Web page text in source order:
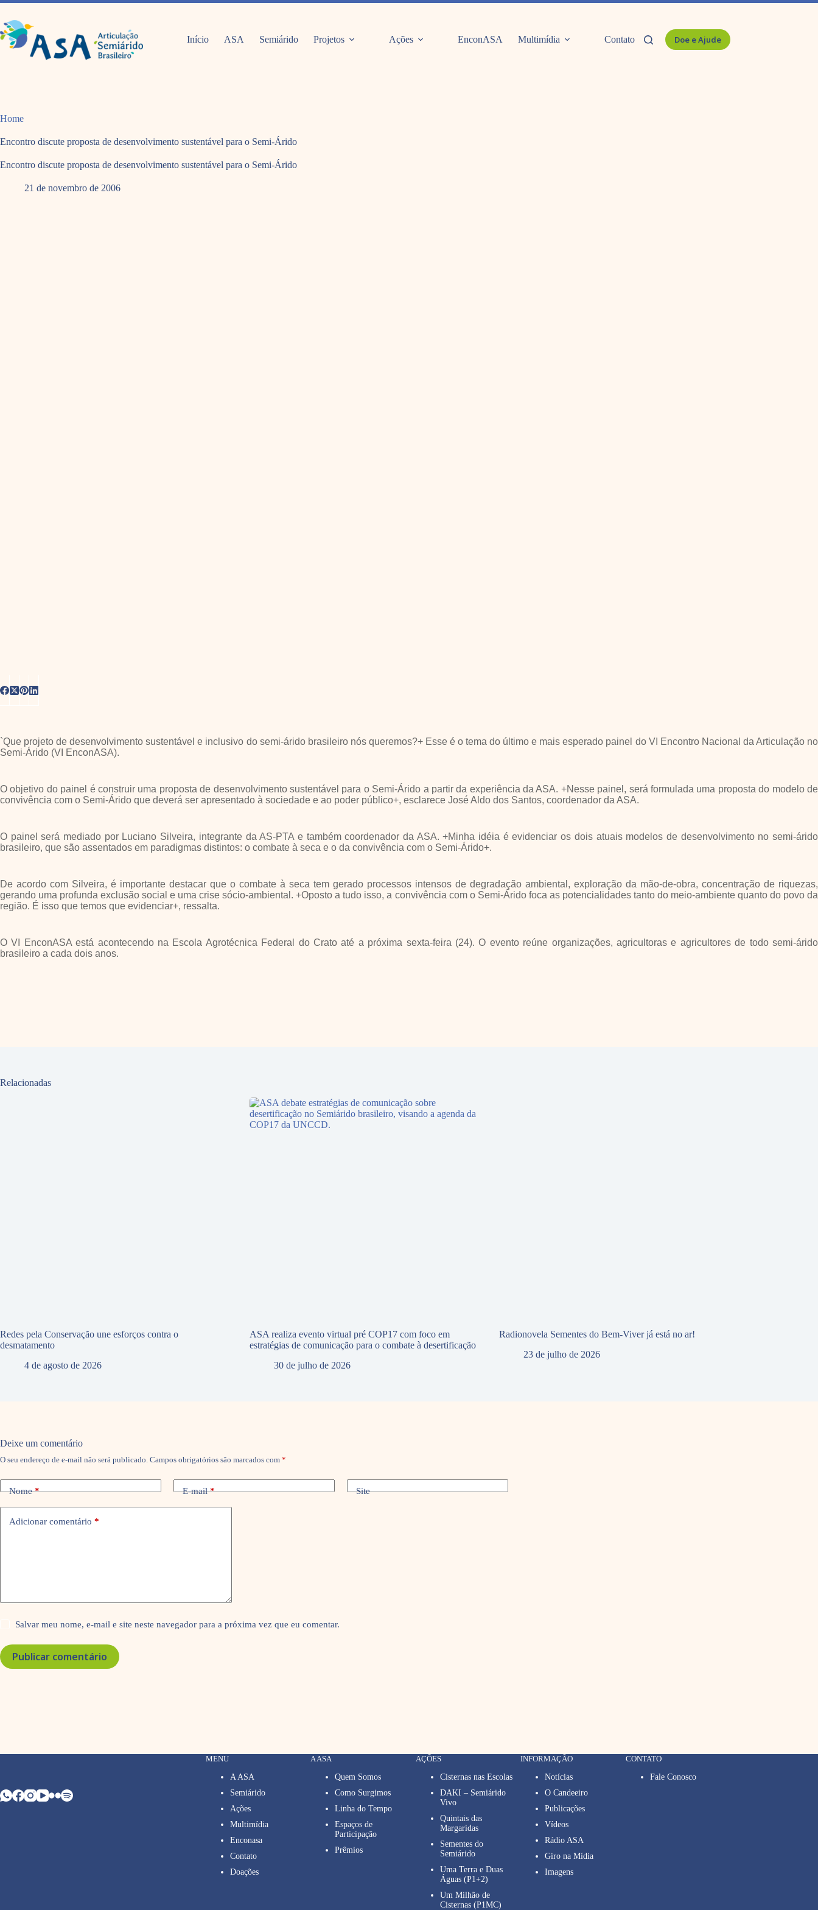
Pular
o
conteúdo
Início ASA Semiárido Projetos Ações EnconASA Multimídia Contato Doe e Ajude
Home
Encontro discute proposta de desenvolvimento sustentável para o Semi-Árido
Encontro discute proposta de desenvolvimento sustentável para o Semi-Árido
21 de novembro de 2006
`Que projeto de desenvolvimento sustentável e inclusivo do semi-árido brasileiro nós queremos?+ Esse é o tema do último e mais esperado painel do VI Encontro Nacional da Articulação no
Semi-Árido (VI EnconASA).
O objetivo do painel é construir uma proposta de desenvolvimento sustentável para o Semi-Árido a partir da experiência da ASA. +Nesse painel, será formulada uma proposta do modelo de
convivência com o Semi-Árido que deverá ser apresentado à sociedade e ao poder público+, esclarece José Aldo dos Santos, coordenador da ASA.
O painel será mediado por Luciano Silveira, integrante da AS-PTA e também coordenador da ASA. +Minha idéia é evidenciar os dois atuais modelos de desenvolvimento no semi-árido
brasileiro, que são assentados em paradigmas distintos: o combate à seca e o da convivência com o Semi-Árido+.
De acordo com Silveira, é importante destacar que o combate à seca tem gerado processos intensos de degradação ambiental, exploração da mão-de-obra, concentração de riquezas,
gerando uma profunda exclusão social e uma crise sócio-ambiental. +Oposto a tudo isso, a convivência com o Semi-Árido foca as potencialidades tanto do meio-ambiente quanto do povo da
região. É isso que temos que evidenciar+, ressalta.
O VI EnconASA está acontecendo na Escola Agrotécnica Federal do Crato até a próxima sexta-feira (24). O evento reúne organizações, agricultoras e agricultores de todo semi-árido
brasileiro a cada dois anos.
Relacionadas
Redes pela Conservação une esforços contra o
desmatamento
4 de agosto de 2026
ASA realiza evento virtual pré COP17 com foco em
estratégias de comunicação para o combate à desertificação
30 de julho de 2026
Radionovela Sementes do Bem-Viver já está no ar!
23 de julho de 2026
Deixe um comentário
O seu endereço de e-mail não será publicado. Campos obrigatórios são marcados com *
Nome* E-mail* Site
Adicionar comentário *
Salvar meu nome, e-mail e site neste navegador para a próxima vez que eu comentar.
Publicar comentário
MENU
A ASA
Semiárido
Ações
Multimídia
Enconasa
Contato
Doações
A ASA
Quem Somos
Como Surgimos
Linha do Tempo
Espaços de
Participação
Prêmios
AÇÕES
Cisternas nas Escolas
DAKI – Semiárido
Vivo
Quintais das
Margaridas
Sementes do
Semiárido
Uma Terra e Duas
Águas (P1+2)
Um Milhão de
Cisternas (P1MC)
INFORMAÇÃO
Notícias
O Candeeiro
Publicações
Vídeos
Rádio ASA
Giro na Mídia
Imagens
CONTATO
Fale Conosco